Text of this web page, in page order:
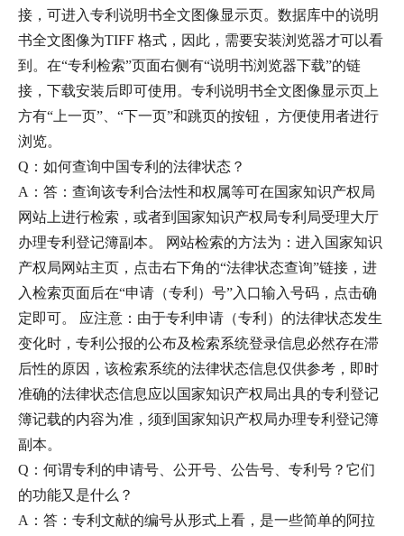
接，可进入专利说明书全文图像显示页。数据库中的说明
书全文图像为TIFF 格式，因此，需要安装浏览器才可以看
到。在“专利检索”页面右侧有“说明书浏览器下载”的链
接，下载安装后即可使用。专利说明书全文图像显示页上
方有“上一页”、“下一页”和跳页的按钮， 方便使用者进行
浏览。
Q：如何查询中国专利的法律状态？
A：答：查询该专利合法性和权属等可在国家知识产权局
网站上进行检索，或者到国家知识产权局专利局受理大厅
办理专利登记簿副本。 网站检索的方法为：进入国家知识
产权局网站主页，点击右下角的“法律状态查询”链接，进
入检索页面后在“申请（专利）号”入口输入号码，点击确
定即可。 应注意：由于专利申请（专利）的法律状态发生
变化时，专利公报的公布及检索系统登录信息必然存在滞
后性的原因，该检索系统的法律状态信息仅供参考，即时
准确的法律状态信息应以国家知识产权局出具的专利登记
簿记载的内容为准，须到国家知识产权局办理专利登记簿
副本。
Q：何谓专利的申请号、公开号、公告号、专利号？它们
的功能又是什么？
A：答：专利文献的编号从形式上看，是一些简单的阿拉